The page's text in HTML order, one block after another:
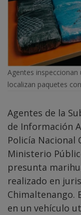
Agentes
localizan paquetes
Agentes de la
de Información
Policía Nacional
Ministerio
presunta
realizado en
Chimaltenango.
en un vehículo